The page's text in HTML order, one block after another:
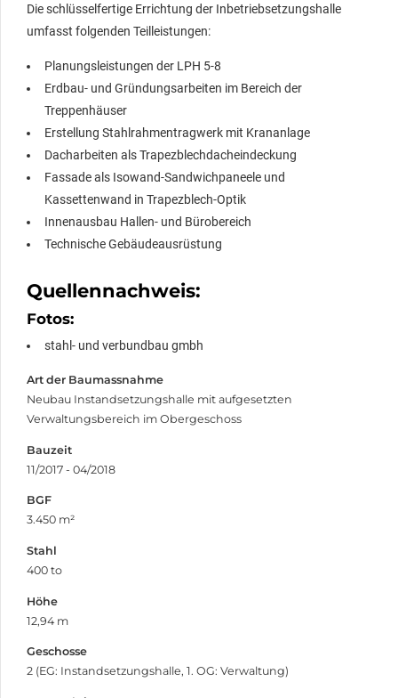
Die schlüsselfertige Errichtung der Inbetriebsetzungshalle
umfasst folgenden Teilleistungen:
Planungsleistungen der LPH 5-8
Erdbau- und Gründungsarbeiten im Bereich der
Treppenhäuser
Erstellung Stahlrahmentragwerk mit Krananlage
Dacharbeiten als Trapezblechdacheindeckung
Fassade als Isowand-Sandwichpaneele und
Kassettenwand in Trapezblech-Optik
Innenausbau Hallen- und Bürobereich
Technische Gebäudeausrüstung
Quellennachweis:
Fotos:
stahl- und verbundbau gmbh
Art der Baumassnahme
Neubau Instandsetzungshalle mit aufgesetzten
Verwaltungsbereich im Obergeschoss
Bauzeit
11/2017 - 04/2018
BGF
3.450 m²
Stahl
400 to
Höhe
12,94 m
Geschosse
2 (EG: Instandsetzungshalle, 1. OG: Verwaltung)